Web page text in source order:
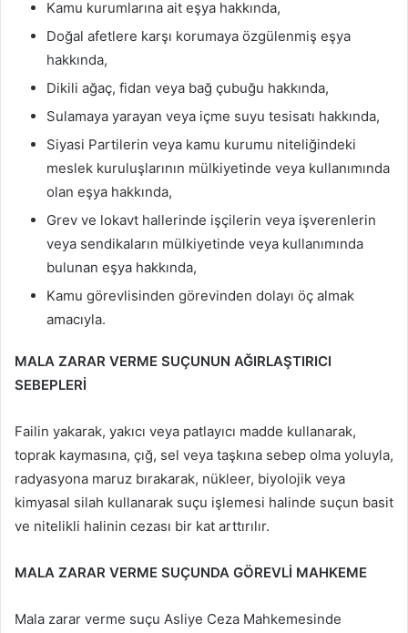
Kamu kurumlarına ait eşya hakkında,
Doğal afetlere karşı korumaya özgülenmiş eşya
hakkında,
Dikili ağaç, fidan veya bağ çubuğu hakkında,
Sulamaya yarayan veya içme suyu tesisatı hakkında,
Siyasi Partilerin veya kamu kurumu niteliğindeki
meslek kuruluşlarının mülkiyetinde veya kullanımında
olan eşya hakkında,
Grev ve lokavt hallerinde işçilerin veya işverenlerin
veya sendikaların mülkiyetinde veya kullanımında
bulunan eşya hakkında,
Kamu görevlisinden görevinden dolayı öç almak
amacıyla.
MALA ZARAR VERME SUÇUNUN AĞIRLAŞTIRICI
SEBEPLERİ
Failin yakarak, yakıcı veya patlayıcı madde kullanarak,
toprak kaymasına, çığ, sel veya taşkına sebep olma yoluyla,
radyasyona maruz bırakarak, nükleer, biyolojik veya
kimyasal silah kullanarak suçu işlemesi halinde suçun basit
ve nitelikli halinin cezası bir kat arttırılır.
MALA ZARAR VERME SUÇUNDA GÖREVLİ MAHKEME
Mala zarar verme suçu Asliye Ceza Mahkemesinde